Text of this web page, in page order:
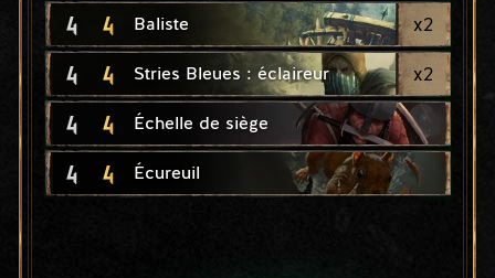
4 4 Baliste x2
4 4 Stries Bleues : éclaireur x2
4 4 Échelle de siège
4 4 Écureuil